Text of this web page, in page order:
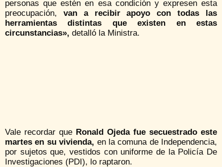
personas que estén en esa condición y expresen esta
preocupación, van a recibir apoyo con todas las
herramientas distintas que existen en estas
circunstancias», detalló la Ministra.
Vale recordar que Ronald Ojeda fue secuestrado este
martes en su vivienda, en la comuna de Independencia,
por sujetos que, vestidos con uniforme de la Policía De
Investigaciones (PDI), lo raptaron.